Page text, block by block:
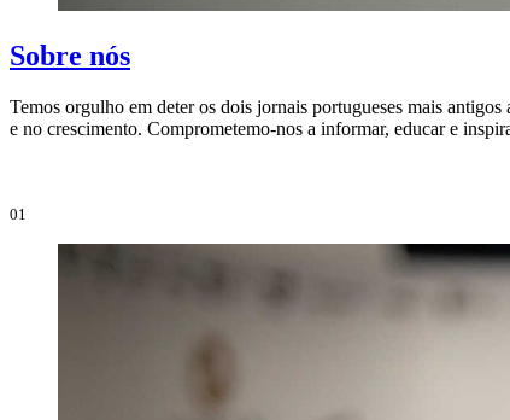
Sobre nós
Temos orgulho em deter os dois jornais portugueses mais
e no crescimento. Comprometemo-nos a informar, educar e
01